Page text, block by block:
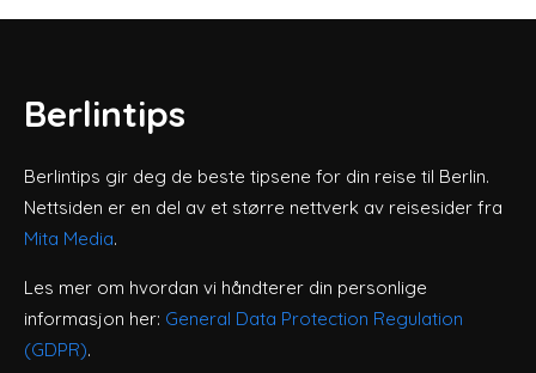
Berlintips
Berlintips gir deg de beste tipsene for din reise til Berlin.
Nettsiden er en del av et større nettverk av reisesider fra
Mita Media.
Les mer om hvordan vi håndterer din personlige
informasjon her: General Data Protection Regulation
(GDPR).